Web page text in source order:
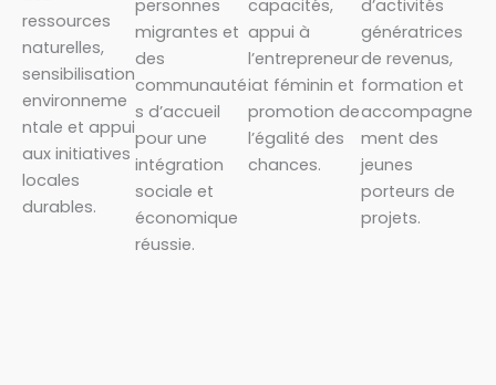
ressources
naturelles,
sensibilisation
environneme
ntale et appui
aux initiatives
locales
durables.
personnes
migrantes et
des
communauté
s d’accueil
pour une
intégration
sociale et
économique
réussie.
capacités,
appui à
l’entrepreneur
iat féminin et
promotion de
l’égalité des
chances.
d’activités
génératrices
de revenus,
formation et
accompagne
ment des
jeunes
porteurs de
projets.